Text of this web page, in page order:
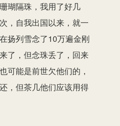
瑚隔珠，我用了好几
，自我出国以来，就一
扬列雪念了10万遍金刚
了，但念珠丢了，回来
可能是前世欠他们的，
，但茶几他们应该用得